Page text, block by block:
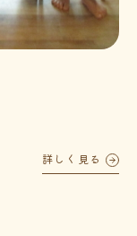
詳しく見る